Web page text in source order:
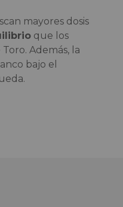
mayores dosis
que los
Además, la
bajo el